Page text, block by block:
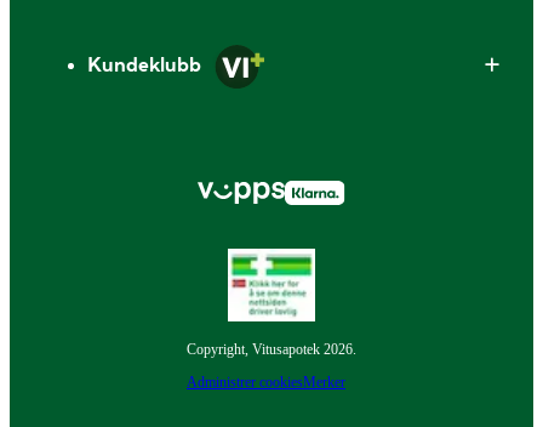
Kundeklubb
Copyright, Vitusapotek 2026.
Administrer cookiesMerker